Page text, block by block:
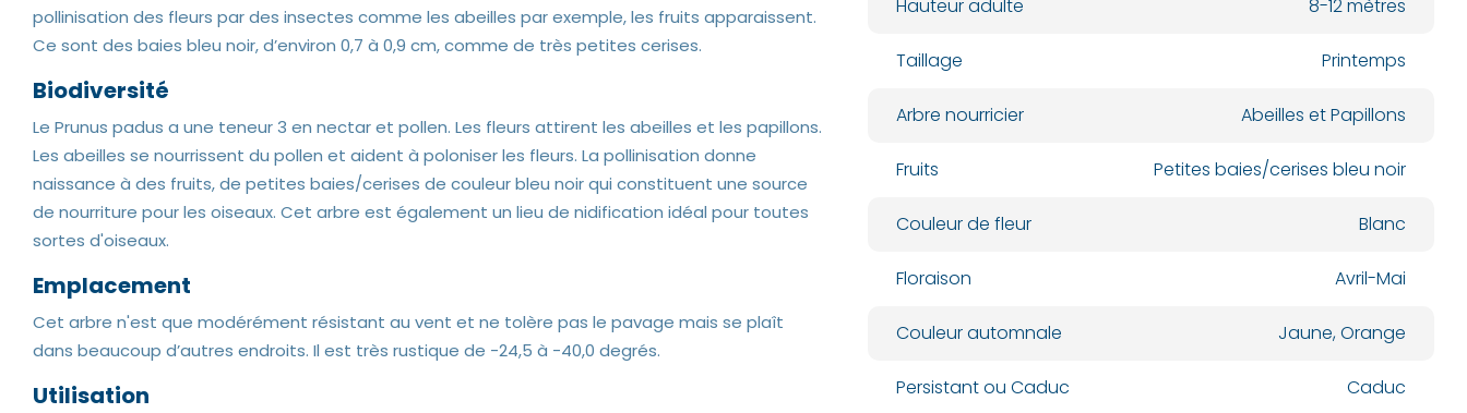
pollinisation des fleurs par des insectes comme les abeilles par exemple, les fruits apparaissent.
Ce sont des baies bleu noir, d’environ 0,7 à 0,9 cm, comme de très petites cerises.
Biodiversité
Le Prunus padus a une teneur 3 en nectar et pollen. Les fleurs attirent les abeilles et les papillons.
Les abeilles se nourrissent du pollen et aident à poloniser les fleurs. La pollinisation donne
naissance à des fruits, de petites baies/cerises de couleur bleu noir qui constituent une source
de nourriture pour les oiseaux. Cet arbre est également un lieu de nidification idéal pour toutes
sortes d'oiseaux.
Emplacement
Cet arbre n'est que modérément résistant au vent et ne tolère pas le pavage mais se plaît
dans beaucoup d’autres endroits. Il est très rustique de -24,5 à -40,0 degrés.
Utilisation
Hauteur adulte 8-12 mètres
Taillage Printemps
Arbre nourricier Abeilles et Papillons
Fruits Petites baies/cerises bleu noir
Couleur de fleur Blanc
Floraison Avril-Mai
Couleur automnale Jaune, Orange
Persistant ou Caduc Caduc